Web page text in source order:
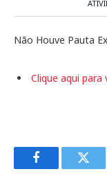
Não Houve Pauta
Clique aqui para
Facebook